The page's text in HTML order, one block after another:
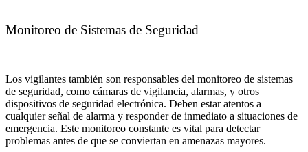
Monitoreo de Sistemas de Seguridad
Los vigilantes también son responsables del monitoreo de sistemas
de seguridad, como cámaras de vigilancia, alarmas, y otros
dispositivos de seguridad electrónica. Deben estar atentos a
cualquier señal de alarma y responder de inmediato a situaciones de
emergencia. Este monitoreo constante es vital para detectar
problemas antes de que se conviertan en amenazas mayores.